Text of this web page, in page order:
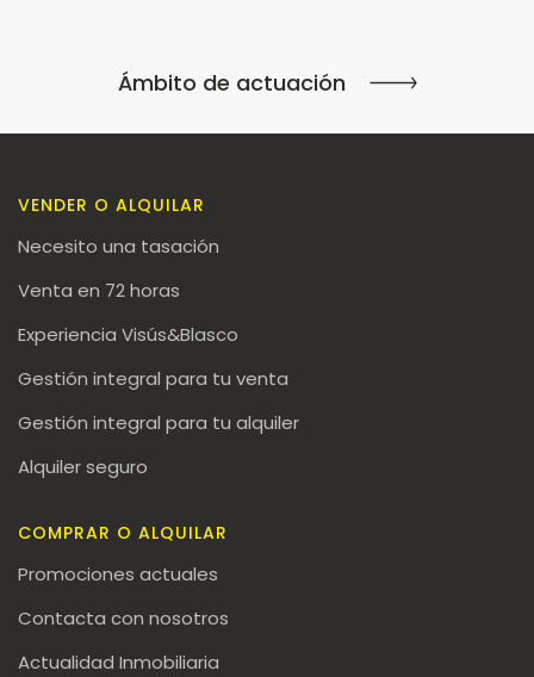
Ámbito de actuación
VENDER O ALQUILAR
Necesito una tasación
Venta en 72 horas
Experiencia Visús&Blasco
Gestión integral para tu venta
Gestión integral para tu alquiler
Alquiler seguro
COMPRAR O ALQUILAR
Promociones actuales
Contacta con nosotros
Actualidad Inmobiliaria